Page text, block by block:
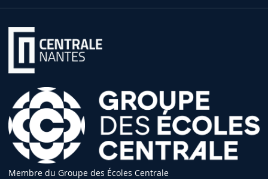
Membre du Groupe des Écoles Centrale